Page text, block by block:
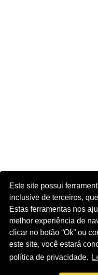
Este site possui
inclusive de terceiros,
Estas ferramentas nos
melhor experiência de
clicar no botão “Ok” ou
este site, você estará
política de privacidade.